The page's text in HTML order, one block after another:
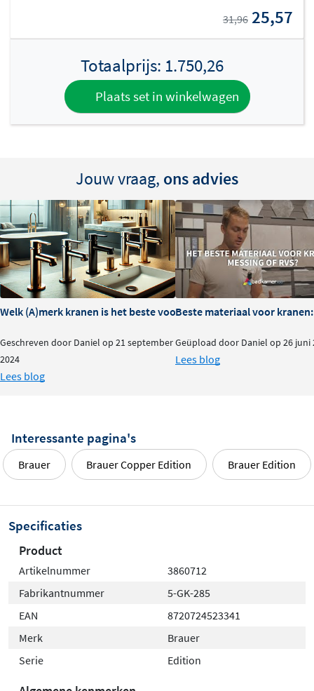
31,96 25,57
Totaalprijs: 1.750,26
Plaats set in winkelwagen
Jouw vraag, ons advies
Welk (A)merk kranen is het beste voor je badkamer?
Geschreven door Daniel op 21 september
2024
Lees blog
Beste materiaal voor kranen:
Geüpload door Daniel op 26 juni
Lees blog
Interessante pagina's
Brauer Brauer Copper Edition Brauer Edition
Specificaties
Product
Artikelnummer
3860712
Fabrikantnummer
5-GK-285
EAN
8720724523341
Merk
Brauer
Serie
Edition